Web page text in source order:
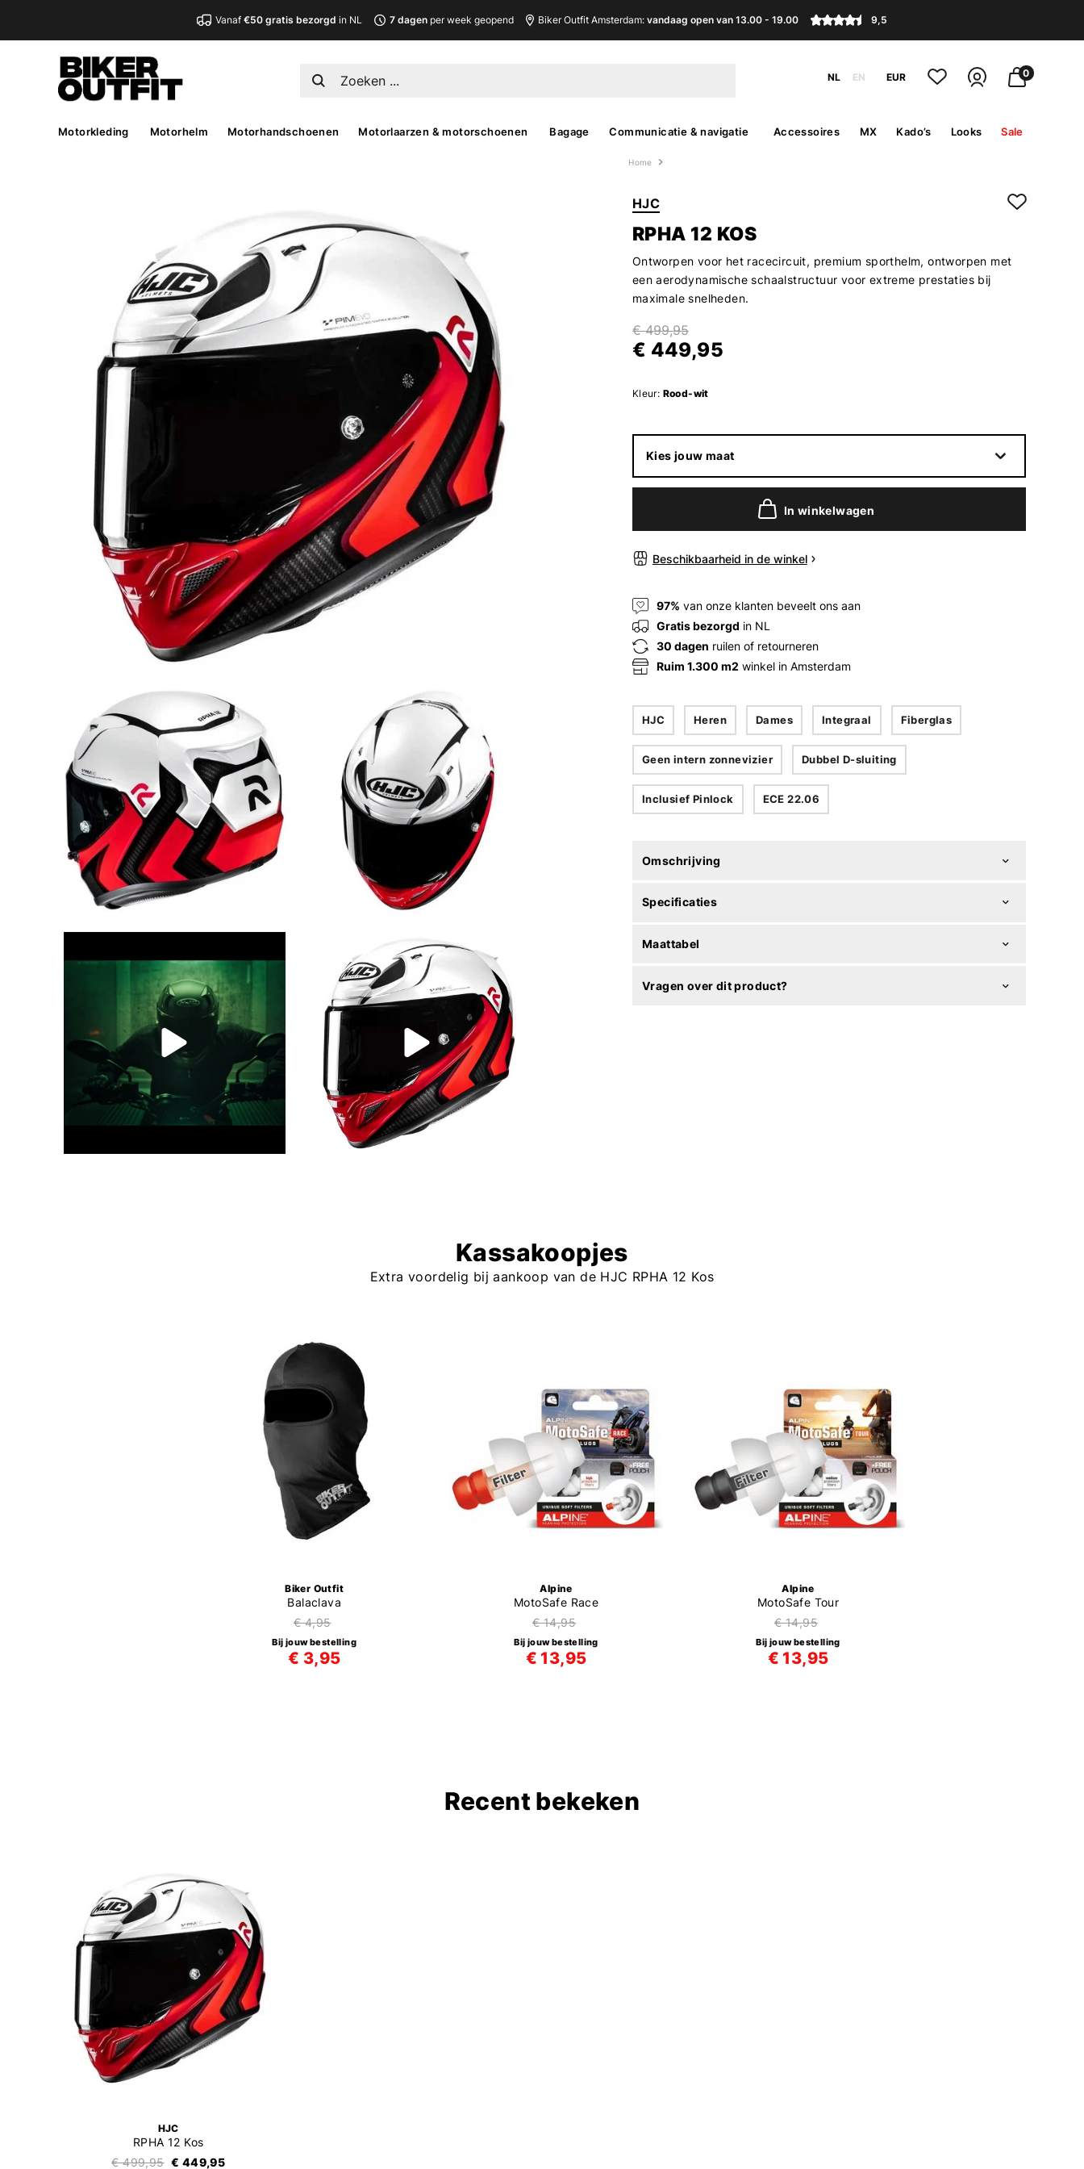
Vanaf €50 gratis bezorgd in NL 7 dagen per week geopend Biker Outfit Amsterdam:vandaag open van 13.00 - 19.00 9,5
NL EN EUR 0
Motorkleding Motorhelm Motorhandschoenen Motorlaarzen & motorschoenen Bagage Communicatie & navigatie Accessoires MX Kado’s Looks Sale
Home
HJC
RPHA 12 KOS
Ontworpen voor het racecircuit, premium sporthelm, ontworpen met
een aerodynamische schaalstructuur voor extreme prestaties bij
maximale snelheden.
€ 499,95
€ 449,95
Kleur: Rood-wit
Kies jouw maat
In winkelwagen
Beschikbaarheid in de winkel
97% van onze klanten beveelt ons aan
Gratis bezorgd in NL
30 dagen ruilen of retourneren
Ruim 1.300 m2 winkel in Amsterdam
HJC Heren Dames Integraal Fiberglas
Geen intern zonnevizier Dubbel D-sluiting
Inclusief Pinlock ECE 22.06
Omschrijving
Specificaties
Maattabel
Vragen over dit product?
Kassakoopjes
Extra voordelig bij aankoop van de HJC RPHA 12 Kos
Biker Outfit
Balaclava
€ 4,95
Bij jouw bestelling
€ 3,95
Alpine
MotoSafe Race
€ 14,95
Bij jouw bestelling
€ 13,95
Alpine
MotoSafe Tour
€ 14,95
Bij jouw bestelling
€ 13,95
Recent bekeken
HJC
RPHA 12 Kos
€ 499,95 € 449,95